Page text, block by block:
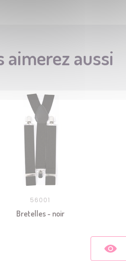
aimerez aussi
56001
Bretelles - noir